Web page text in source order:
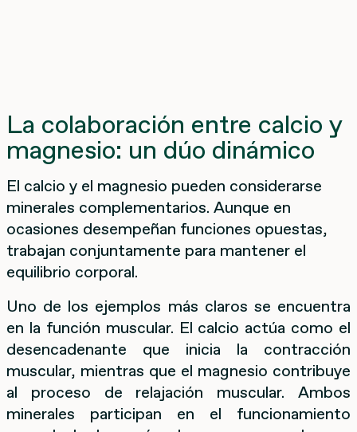
La colaboración entre calcio y
magnesio: un dúo dinámico
El calcio y el magnesio pueden considerarse
minerales complementarios. Aunque en
ocasiones desempeñan funciones opuestas,
trabajan conjuntamente para mantener el
equilibrio corporal.
Uno de los ejemplos más claros se encuentra
en la función muscular. El calcio actúa como el
desencadenante que inicia la contracción
muscular, mientras que el magnesio contribuye
al proceso de relajación muscular. Ambos
minerales participan en el funcionamiento